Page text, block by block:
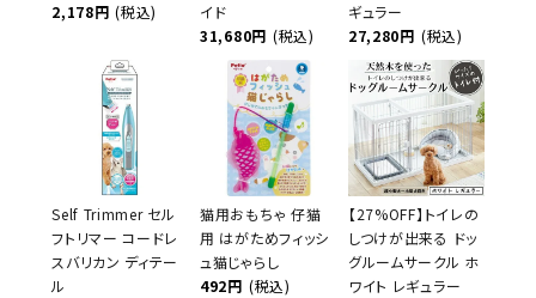
2,178円 (税込)
イド
31,680円 (税込)
ギュラー
27,280円 (税込)
Self Trimmer セル
フトリマー コードレ
スバリカン ディテー
ル
猫用おもちゃ 仔猫
用 はがためフィッシ
ュ猫じゃらし
492円 (税込)
【27%OFF】トイレの
しつけが出来る ドッ
グルームサークル ホ
ワイト レギュラー